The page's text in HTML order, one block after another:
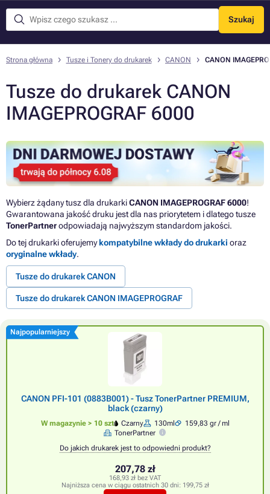
Szukaj
Menu
Strona główna Tusze i Tonery do drukarek CANON CANON
Tusze do drukarek CANON
IMAGEPROGRAF 6000
Wybierz żądany tusz dla drukarkiCANON IMAGEPROGRAF 6000!
Gwarantowana jakość druku jest dla nas priorytetem i dlatego tusze
TonerPartnerodpowiadają najwyższym standardom jakości.
Do tej drukarki oferujemykompatybilne wkłady do drukarki oraz
oryginalne wkłady.
Tusze do drukarek CANON
Tusze do drukarek CANON IMAGEPROGRAF
Najpopularniejszy
CANON PFI-101 (0883B001) - Tusz TonerPartner PREMIUM,
black (czarny)
W magazynie > 10 szt Czarny 130ml
159,83 gr / ml
TonerPartner
Do jakich drukarek jest to odpowiedni produkt?
207,78 zł
168,93 zł bez VAT
Najniższa cena w ciągu ostatnich 30 dni: 199,75 zł